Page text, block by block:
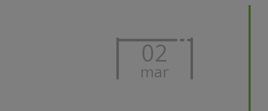
02
mar